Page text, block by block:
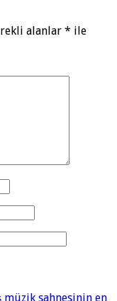
alanlar * ile